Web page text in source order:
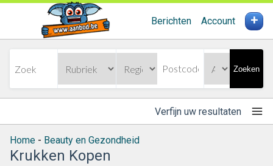
Berichten Account +
Zoeken
Verfijn uw resultaten
Home - Beauty en Gezondheid
Krukken Kopen